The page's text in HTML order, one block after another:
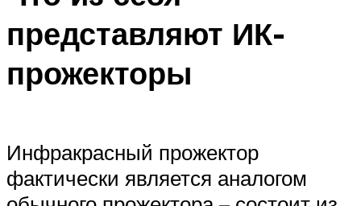
представляют ИК-
прожекторы
Инфракрасный прожектор
фактически является аналогом